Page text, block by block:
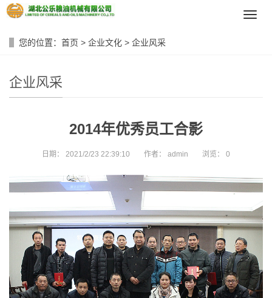
导
您的位置： 首页 > 企业文化 > 企业风采
企业风采
2014年优秀员工合影
日期： 2021/2/23 22:39:10 作者： admin 浏览： 0